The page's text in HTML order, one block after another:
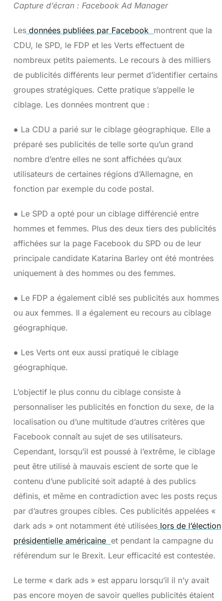
Capture d’écran : Facebook Ad Manager
Lesdonnées publiées par Facebook montrent que la
CDU, le SPD, le FDP et les Verts effectuent de
nombreux petits paiements. Le recours à des milliers
de publicités différents leur permet d’identifier certains
groupes stratégiques. Cette pratique s’appelle le
ciblage. Les données montrent que :
● La CDU a parié sur le ciblage géographique. Elle a
préparé ses publicités de telle sorte qu’un grand
nombre d’entre elles ne sont affichées qu’aux
utilisateurs de certaines régions d’Allemagne, en
fonction par exemple du code postal.
● Le SPD a opté pour un ciblage différencié entre
hommes et femmes. Plus des deux tiers des publicités
affichées sur la page Facebook du SPD ou de leur
principale candidate Katarina Barley ont été montrées
uniquement à des hommes ou des femmes.
● Le FDP a également ciblé ses publicités aux hommes
ou aux femmes. Il a également eu recours au ciblage
géographique.
● Les Verts ont eux aussi pratiqué le ciblage
géographique.
L’objectif le plus connu du ciblage consiste à
personnaliser les publicités en fonction du sexe, de la
localisation ou d’une multitude d’autres critères que
Facebook connaît au sujet de ses utilisateurs.
Cependant, lorsqu’il est poussé à l’extrême, le ciblage
peut être utilisé à mauvais escient de sorte que le
contenu d’une publicité soit adapté à des publics
définis, et même en contradiction avec les posts reçus
par d’autres groupes cibles. Ces publicités appelées «
dark ads » ont notamment été utiliséeslors de l’élection
présidentielle américaine et pendant la campagne du
référendum sur le Brexit. Leur efficacité est contestée.
Le terme « dark ads » est apparu lorsqu’il il n’y avait
pas encore moyen de savoir quelles publicités étaient